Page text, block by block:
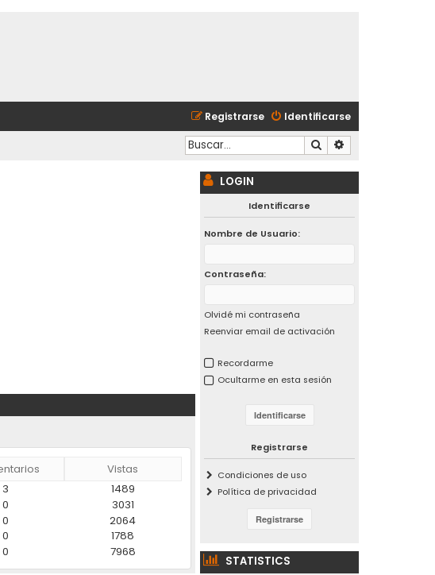
Identificarse
Registrarse
Buscar
Vistas
3
1489
0
3031
0
2064
0
1788
0 7968
LOGIN
Identificarse
Nombre de Usuario:
Contraseña:
Olvidé mi contraseña
Reenviar email de activación
Recordarme
Ocultarme en esta sesión
Registrarse
Condiciones de uso
Política de privacidad
STATISTICS